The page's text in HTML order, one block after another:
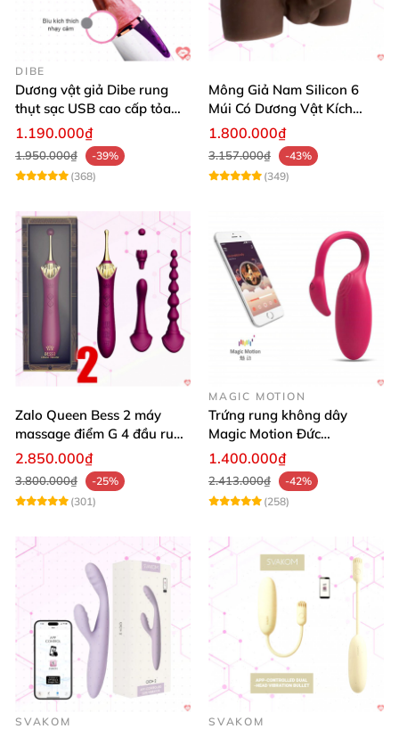
DIBE
Dương vật giả Dibe rung
thụt sạc USB cao cấp tỏa
nhiệt mạnh
1.190.000₫
1.950.000₫
-39%
(368)
Mông Giả Nam Silicon 6
Múi Có Dương Vật Kích
Thước Lớn Hấp Dẫn
1.800.000₫
3.157.000₫
-43%
(349)
Zalo Queen Bess 2 máy
massage điểm G 4 đầu rung
toả nhiệt cao cấp
2.850.000₫
3.800.000₫
-25%
(301)
MAGIC MOTION
Trứng rung không dây
Magic Motion Đức
Bluetooth cao cấp kích thích
1.400.000₫
2.413.000₫
-42%
(258)
SVAKOM SVAKOM